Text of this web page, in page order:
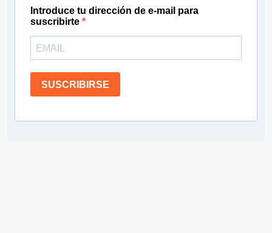
Introduce tu dirección de e-mail para
suscribirte
SUSCRIBIRSE